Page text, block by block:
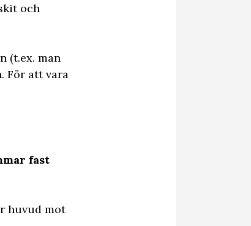
och
(t.ex. man
För att vara
fast
huvud mot